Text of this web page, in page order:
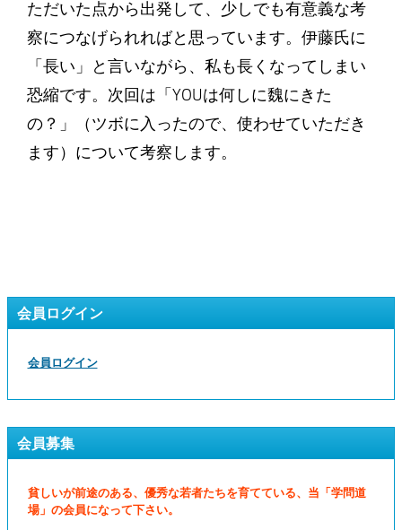
ただいた点から出発して、少しでも有意義な考
察につなげられればと思っています。伊藤氏に
「長い」と言いながら、私も長くなってしまい
恐縮です。次回は「YOUは何しに魏にきた
の？」（ツボに入ったので、使わせていただき
ます）について考察します。
会員ログイン
会員ログイン
会員募集
貧しいが前途のある、優秀な若者たちを育てている、当「学問道
場」の会員になって下さい。